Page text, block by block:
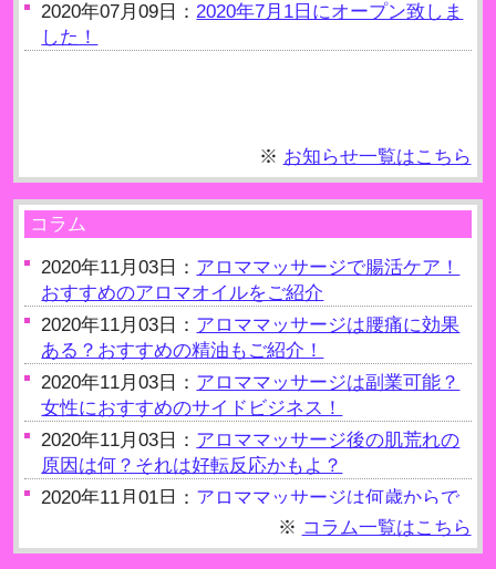
2020年07月09日：2020年7月1日にオープン致しま
した！
※ お知らせ一覧はこちら
コラム
2020年11月03日： アロママッサージで腸活ケア！
おすすめのアロマオイルをご紹介
2020年11月03日： アロママッサージは腰痛に効果
ある？おすすめの精油もご紹介！
2020年11月03日： アロママッサージは副業可能？
女性におすすめのサイドビジネス！
2020年11月03日： アロママッサージ後の肌荒れの
原因は何？それは好転反応かもよ？
2020年11月01日： アロママッサージは何歳からで
2020年11月01日：アロママッサージ後の水分補給
※ コラム一覧はこちら